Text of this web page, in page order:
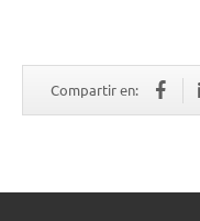
Compartir en: